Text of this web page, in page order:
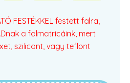
FESTÉKKEL festett falra,
a falmatricáink, mert
szilicont, vagy teflont